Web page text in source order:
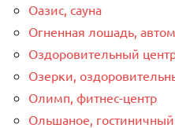
Оазис, сауна
Огненная лошадь,
Оздоровительный
Озерки,
Олимп, фитнес-центр
Ольшаное,